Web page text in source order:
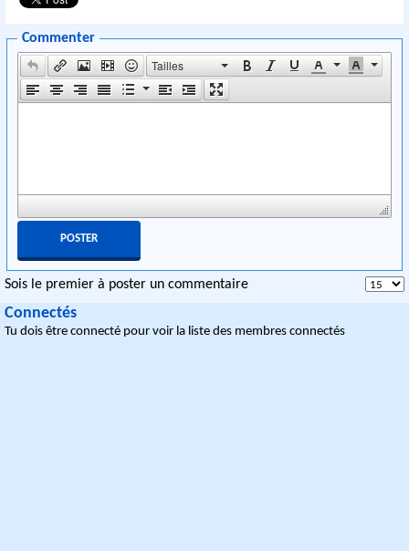
Commenter
Tailles
Sois le premier à poster un commentaire
Connectés
Tu dois être connecté pour voir la liste des membres connectés